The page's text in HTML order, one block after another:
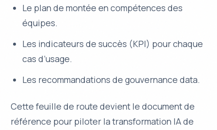
Le plan de montée en compétences des
équipes.
Les indicateurs de succès (KPI) pour chaque
cas d’usage.
Les recommandations de gouvernance data.
Cette feuille de route devient le document de
référence pour piloter la transformation IA de